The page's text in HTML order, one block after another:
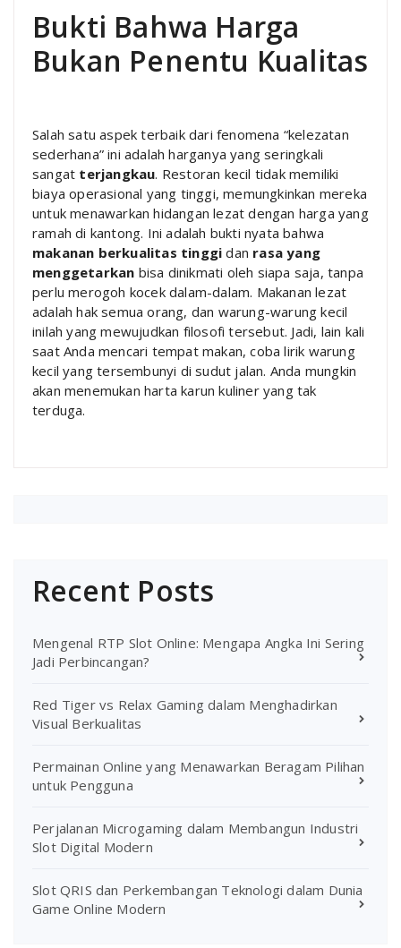
Bukti Bahwa Harga
Bukan Penentu Kualitas
Salah satu aspek terbaik dari fenomena “kelezatan
sederhana” ini adalah harganya yang seringkali
sangat terjangkau. Restoran kecil tidak memiliki
biaya operasional yang tinggi, memungkinkan mereka
untuk menawarkan hidangan lezat dengan harga yang
ramah di kantong. Ini adalah bukti nyata bahwa
makanan berkualitas tinggi dan rasa yang
menggetarkan bisa dinikmati oleh siapa saja, tanpa
perlu merogoh kocek dalam-dalam. Makanan lezat
adalah hak semua orang, dan warung-warung kecil
inilah yang mewujudkan filosofi tersebut. Jadi, lain kali
saat Anda mencari tempat makan, coba lirik warung
kecil yang tersembunyi di sudut jalan. Anda mungkin
akan menemukan harta karun kuliner yang tak
terduga.
Recent Posts
Mengenal RTP Slot Online: Mengapa Angka Ini Sering
Jadi Perbincangan?
Red Tiger vs Relax Gaming dalam Menghadirkan
Visual Berkualitas
Permainan Online yang Menawarkan Beragam Pilihan
untuk Pengguna
Perjalanan Microgaming dalam Membangun Industri
Slot Digital Modern
Slot QRIS dan Perkembangan Teknologi dalam Dunia
Game Online Modern